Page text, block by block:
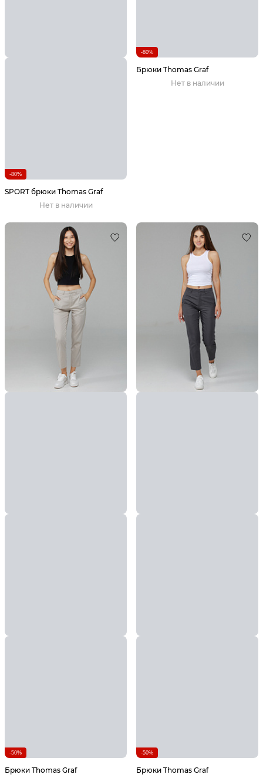
-80%
SPORT брюки Thomas Graf
Нет в наличии
-80%
Брюки Thomas Graf
Нет в наличии
-50%
Брюки Thomas Graf
-50%
Брюки Thomas Graf